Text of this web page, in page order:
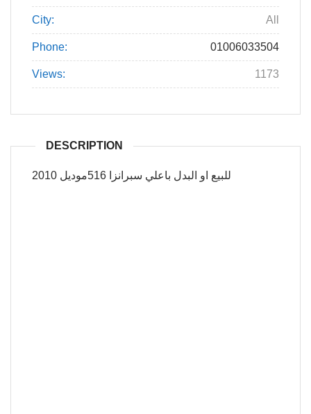
City: All
Phone: 01006033504
Views: 1173
DESCRIPTION
للبيع او البدل باعلي سبرانزا 516موديل 2010